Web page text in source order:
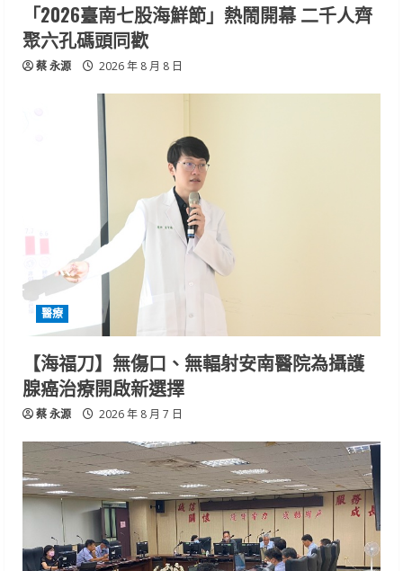
「2026臺南七股海鮮節」熱鬧開幕 二千人齊
聚六孔碼頭同歡
蔡 永源 2026 年 8 月 8 日
醫療
【海福刀】無傷口、無輻射安南醫院為攝護
腺癌治療開啟新選擇
蔡 永源 2026 年 8 月 7 日